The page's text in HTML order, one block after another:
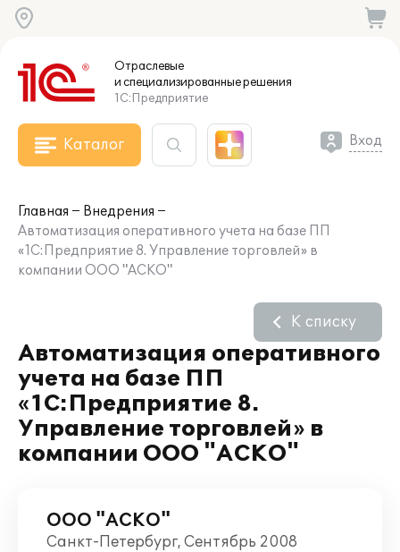
Отраслевые
и специализированныерешения
1С:Предприятие
Каталог Вход
Главная
Внедрения
Автоматизация оперативного учета на базе ПП
«1С:Предприятие 8. Управление торговлей» в
компании ООО "АСКО"
Автоматизация оперативного
учета на базе ПП
«1С:Предприятие 8.
Управление торговлей» в
компании ООО "АСКО"
К списку
ООО "АСКО"
Санкт-Петербург, Сентябрь 2008